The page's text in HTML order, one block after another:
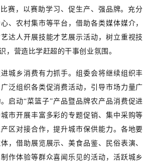
赛，以赛助学习、促生产、强品牌。充分
、农村集市等平台，借助各类媒体媒介，
达人开展技能才艺展示活动，树立重视技
，营造比学赶超的干事创业氛围。
进城乡消费有力抓手。组委会将继续组织丰
泛组织各类促消费活动，引导市场力量广
启动“菜篮子”产品暨品牌农产品消费促进
市开展丰富多彩的专题促销、集中采购等
区对接合作，提升城市保供能力。各地要
，借助展览展示、美食品鉴、民俗表演、
作体验等群众喜闻乐见的活动，活跃城乡